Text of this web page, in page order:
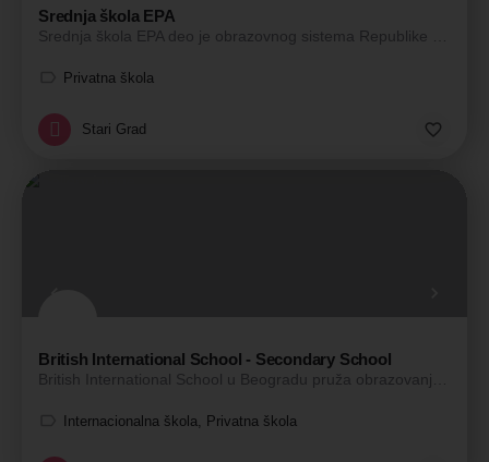
Srednja škola EPA
Privatna škola
Stari Grad
British International School - Secondary School
Internacionalna škola, Privatna škola